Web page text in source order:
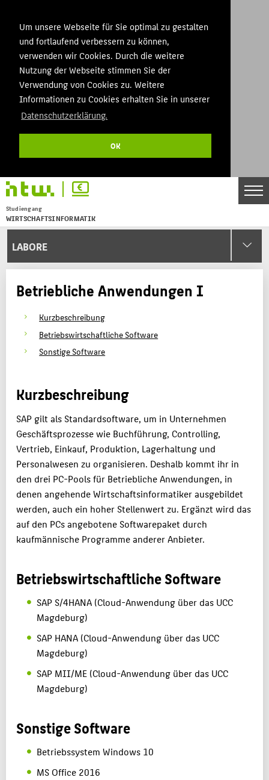
Um unsere Webseite für Sie optimal zu gestalten
und fortlaufend verbessern zu können,
verwenden wir Cookies. Durch die weitere
Nutzung der Webseite stimmen Sie der
Verwendung von Cookies zu. Weitere
Informationen zu Cookies erhalten Sie in unserer
Datenschutzerklärung.
OK
Studiengang
WIRTSCHAFTSINFORMATIK
Menu
LABORE
Betriebliche Anwendungen I
Kurzbeschreibung
Betriebswirtschaftliche Software
Sonstige Software
Kurzbeschreibung
SAP gilt als Standardsoftware, um in Unternehmen
Geschäftsprozesse wie Buchführung, Controlling,
Vertrieb, Einkauf, Produktion, Lagerhaltung und
Personalwesen zu organisieren. Deshalb kommt ihr in
den drei PC-Pools für Betriebliche Anwendungen, in
denen angehende Wirtschaftsinformatiker ausgebildet
werden, auch ein hoher Stellenwert zu. Ergänzt wird das
auf den PCs angebotene Softwarepaket durch
kaufmännische Programme anderer Anbieter.
Betriebswirtschaftliche Software
SAP S/4HANA (Cloud-Anwendung über das UCC
Magdeburg)
SAP HANA (Cloud-Anwendung über das UCC
Magdeburg)
SAP MII/ME (Cloud-Anwendung über das UCC
Magdeburg)
Sonstige Software
Betriebssystem Windows 10
MS Office 2016
BACHELOR
MASTER
PARTNER
LABORE
PERSONEN
BELIEBTE SEITEN
DIGITALE DIENSTE
SERVICE